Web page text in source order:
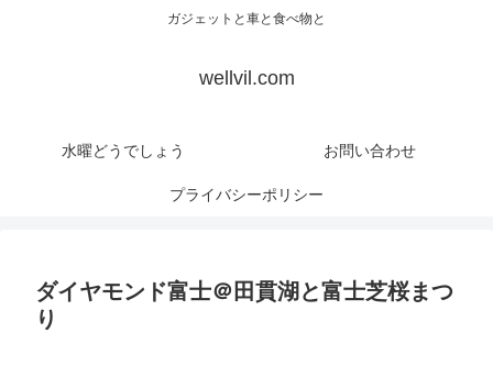
ガジェットと車と食べ物と
wellvil.com
水曜どうでしょう お問い合わせ
プライバシーポリシー
ダイヤモンド富士＠田貫湖と富士芝桜まつ
り